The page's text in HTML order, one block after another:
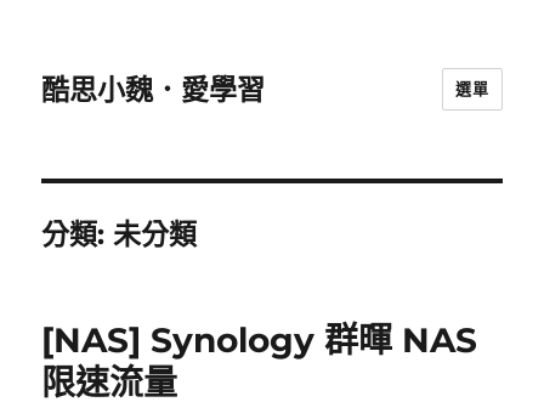
酷思小魏．愛學習 選單
分類:未分類
[NAS] Synology 群暉 NAS
限速流量